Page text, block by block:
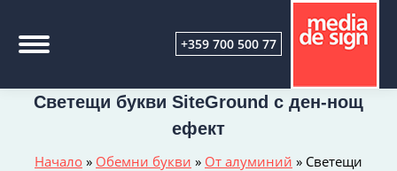
+359 700 500 77
Начало » Обемни букви » От алуминий » Светещи
Светещи букви SiteGround с ден-нощ
ефект